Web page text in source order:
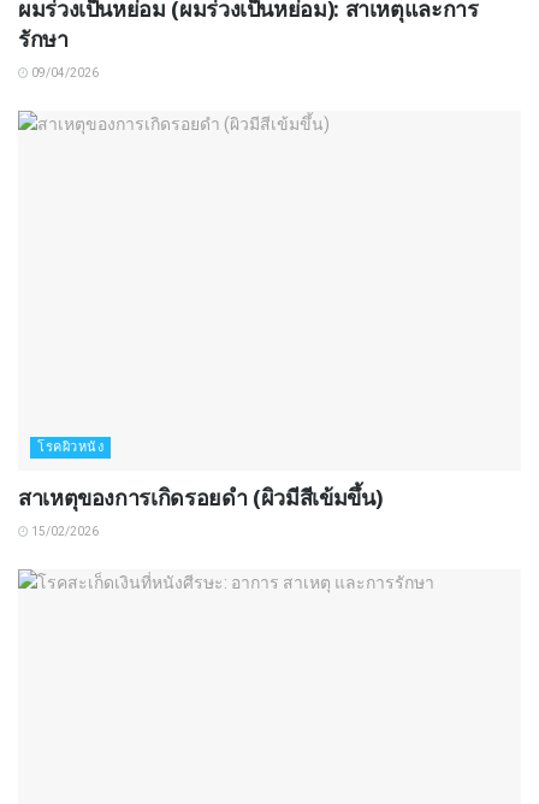
ผมร่วงเป็นหย่อม (ผมร่วงเป็นหย่อม): สาเหตุและการ
รักษา
09/04/2026
โรคผิวหนัง
สาเหตุของการเกิดรอยดำ (ผิวมีสีเข้มขึ้น)
15/02/2026